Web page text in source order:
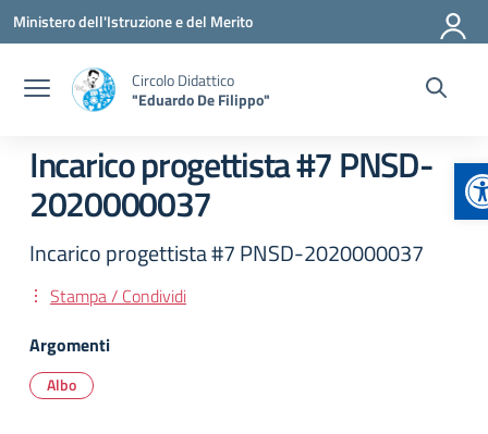
Vai ai contenuti
Vai al menu di navigazione
Vai al footer
Ministero dell'Istruzione e del Merito
Circolo Didattico
"Eduardo De Filippo"
Incarico progettista #7 PNSD-
2020000037
Incarico progettista #7 PNSD-2020000037
Stampa / Condividi
Argomenti
Albo